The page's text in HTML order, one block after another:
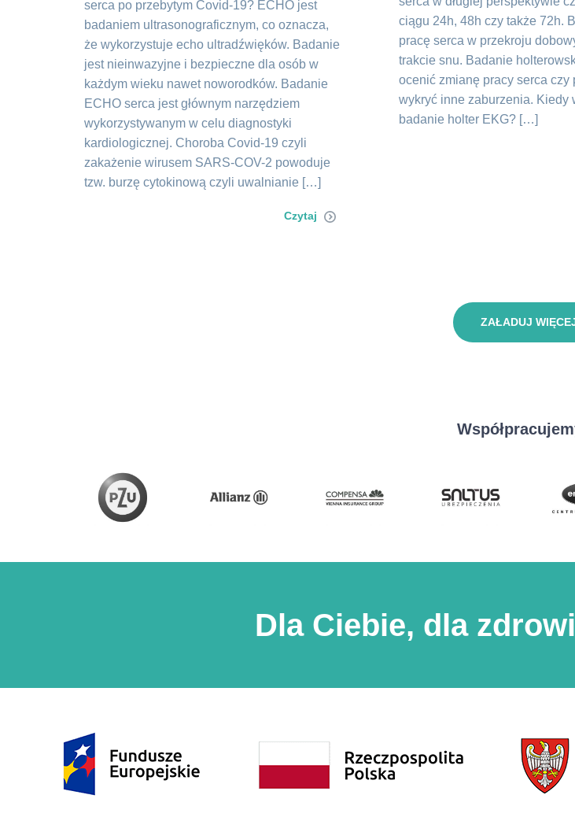
serca po przebytym Covid-19? ECHO jest
badaniem ultrasonograficznym, co oznacza,
że wykorzystuje echo ultradźwięków. Badanie
jest nieinwazyjne i bezpieczne dla osób w
każdym wieku nawet noworodków. Badanie
ECHO serca jest głównym narzędziem
wykorzystywanym w celu diagnostyki
kardiologicznej. Choroba Covid-19 czyli
zakażenie wirusem SARS-COV-2 powoduje
tzw. burzę cytokinową czyli uwalnianie […]
Czytaj
ciągu 24h, 48h czy także 72h.
pracę serca w przekroju
trakcie snu. Badanie
ocenić zmianę pracy serca czy
wykryć inne zaburzenia. Kiedy
badanie holter EKG? […]
ZAŁADUJ
Dla Ciebie, dla